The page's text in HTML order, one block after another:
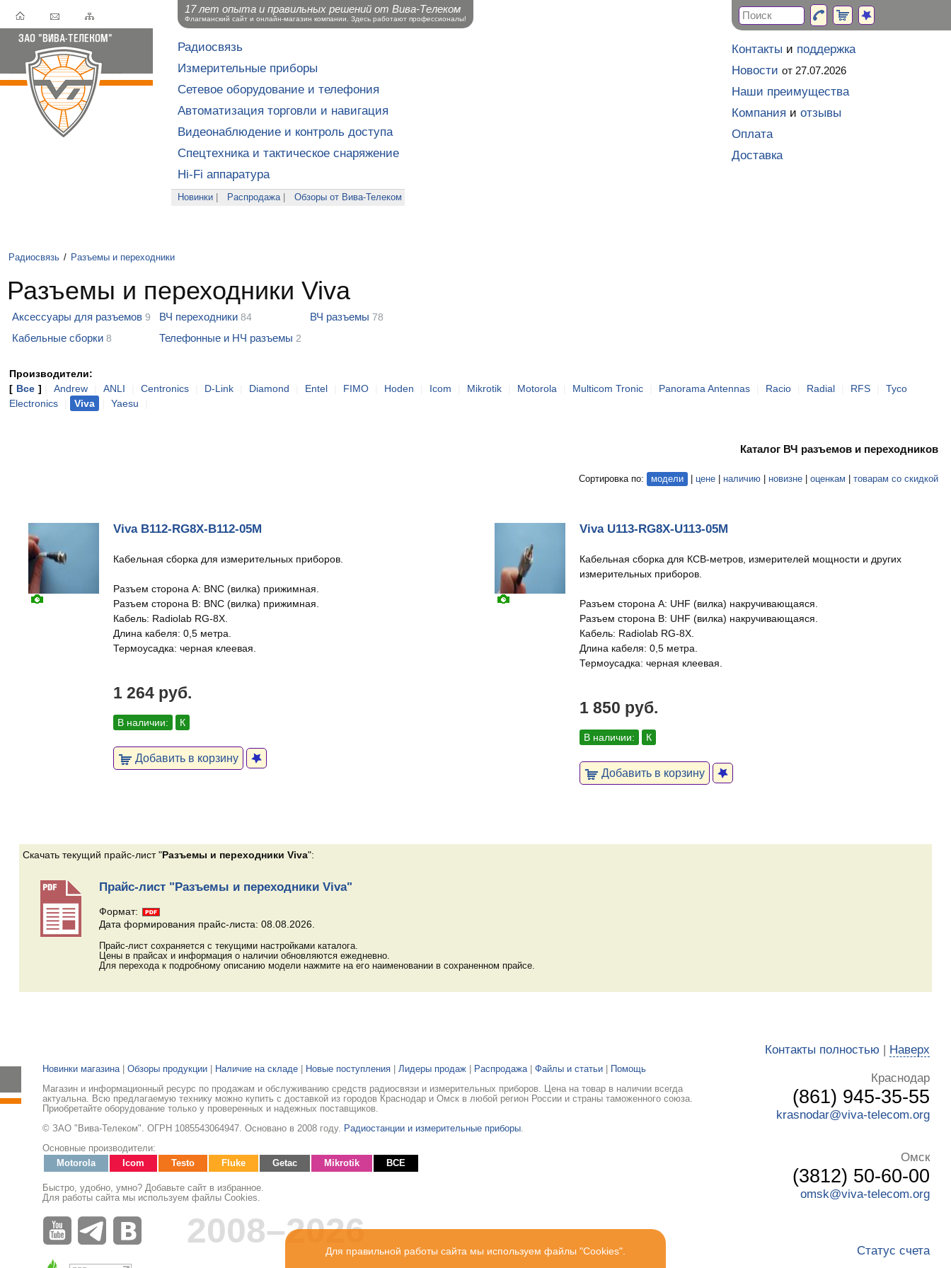
Радиосвязь
Измерительные приборы
Сетевое оборудование и телефония
Автоматизация торговли и навигация
Видеонаблюдение и контроль доступа
Спецтехника и тактическое снаряжение
Hi-Fi аппаратура
Новинки Распродажа| Обзоры от Вива-Телеком
Радиосвязь / Разъемы и переходники
Разъемы и переходники Viva
Аксессуары для разъемов 9 ВЧ переходники 84 ВЧ разъемы 78
Кабельные сборки 8 Телефонные и НЧ разъемы 2
Производители:
[ Все ] Andrew ANLI Centronics D-Link Diamond Entel FIMO Hoden Icom Mikrotik Motorola Multicom Tronic Panorama Antennas Racio Radial RFS
Tyco
Electronics
Viva Yaesu
Каталог ВЧ разъемов и переходников
Сортировка по: модели цене наличию новизне оценкам товарам со скидкой
Viva B112-RG8X-B112-05M
Кабельная сборка для измерительных приборов.
Разъем сторона A: BNC (вилка) прижимная.
Разъем сторона B: BNC (вилка) прижимная.
Кабель: Radiolab RG-8X.
Длина кабеля: 0,5 метра.
Термоусадка: черная клеевая.
1 264 руб.
В наличии: К
Добавить в корзину
Viva U113-RG8X-U113-05M
Кабельная сборка для КСВ-метров, измерителей мощности и других
измерительных приборов.
Разъем сторона A: UHF (вилка) накручивающаяся.
Разъем сторона B: UHF (вилка) накручивающаяся.
Кабель: Radiolab RG-8X.
Длина кабеля: 0,5 метра.
Термоусадка: черная клеевая.
1 850 руб.
В наличии: К
Добавить в корзину
Скачать текущий прайс-лист "Разъемы и переходники Viva":
Прайс-лист "Разъемы и переходники Viva"
Формат:
Дата формирования прайс-листа: 08.08.2026.
Прайс-лист сохраняется с текущими настройками каталога.
Цены в прайсах и информация о наличии обновляются ежедневно.
Для перехода к подробному описанию модели нажмите на его наименовании в сохраненном прайсе.
Новинки магазина| Обзоры продукции Наличие на складе Новые поступления Лидеры продаж Распродажа| Файлы и статьи
Помощь
Магазин и информационный ресурс по продажам и обслуживанию средств радиосвязи и измерительных приборов. Цена на товар в наличии всегда
актуальна. Всю предлагаемую технику можно купить с доставкой из городов Краснодар и Омск в любой регион России и страны таможенного союза.
Приобретайте оборудование только у проверенных и надежных поставщиков.
© ЗАО "Вива-Телеком". ОГРН 1085543064947. Основано в 2008 году. Радиостанции и измерительные приборы.
Основные производители:
Motorola
Icom Testo Fluke Getac Mikrotik ВСЕ
Быстро, удобно, умно? Добавьте сайт в избранное.
Для работы сайта мы используем файлы Cookies.
2008–2026
Контакты полностью Наверх
Краснодар
(861) 945-35-55
krasnodar@viva-telecom.org
Омск
(3812) 50-60-00
omsk@viva-telecom.org
Статус счета
Контакты и поддержка
Новости от 27.07.2026
Наши преимущества
Компания и отзывы
Оплата
Доставка
Для правильной работы сайта мы используем файлы "Cookies".
17 лет опыта и правильных решений от Вива-Телеком
Флагманский сайт и онлайн-магазин компании. Здесь работают профессионалы!